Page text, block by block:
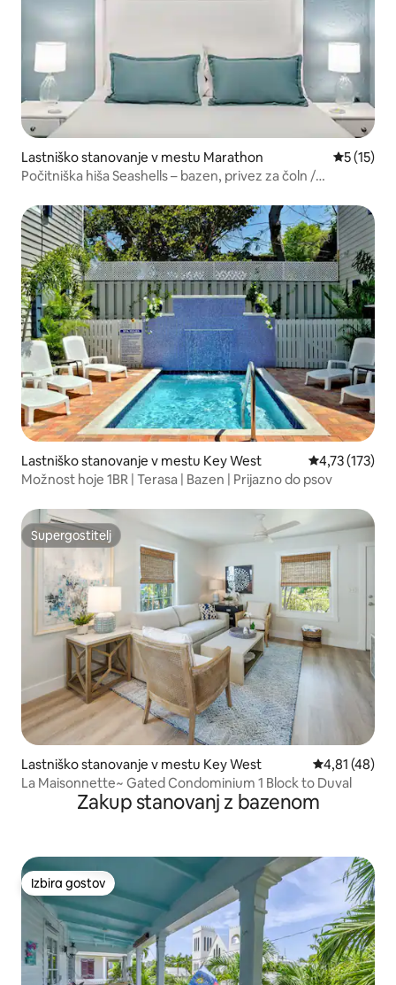
Lastniško stanovanje v mestu Marathon
5 (15)
Počitniška hiša Seashells – bazen, privez za čoln /
Lastniško stanovanje v mestu Key West Povprečna
4,73 (173)
Možnost hoje 1BR | Terasa | Bazen | Prijazno do psov
Supergostitelj
Supergostitelj
Lastniško stanovanje v mestu Key West Povprečna
4,81 (48)
La Maisonnette~ Gated Condominium 1 Block to Duval
Zakup stanovanj z bazenom
Izbira gostov
Izbira gostov